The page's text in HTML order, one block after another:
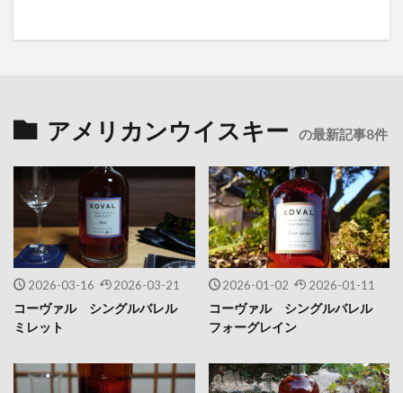
アメリカンウイスキー の最新記事8件
2026-03-16 2026-03-21
コーヴァル シングルバレル
ミレット
2026-01-02 2026-01-11
コーヴァル シングルバレル
フォーグレイン